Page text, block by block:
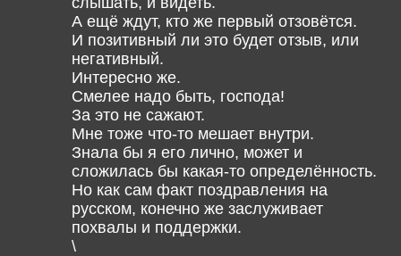
А ещё ждут, кто же первый отзовётся.
И позитивный ли это будет отзыв, или
негативный.
Интересно же.
Смелее надо быть, господа!
За это не сажают.
Мне тоже что-то мешает внутри.
Знала бы я его лично, может и
сложилась бы какая-то определённость.
Но как сам факт поздравления на
русском, конечно же заслуживает
похвалы и поддержки.
\